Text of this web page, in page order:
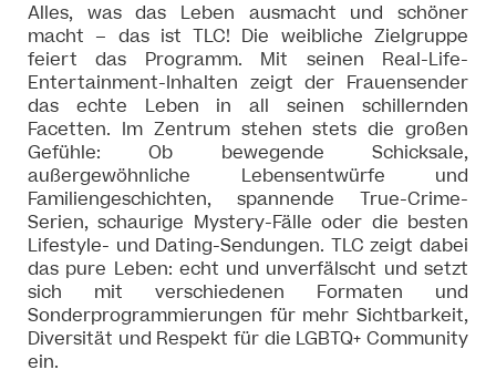
Alles, was das Leben ausmacht und schöner
macht – das ist TLC! Die weibliche Zielgruppe
feiert das Programm. Mit seinen Real-Life-
Entertainment-Inhalten zeigt der Frauensender
das echte Leben in all seinen schillernden
Facetten. Im Zentrum stehen stets die großen
Gefühle: Ob bewegende Schicksale,
außergewöhnliche Lebensentwürfe und
Familiengeschichten, spannende True-Crime-
Serien, schaurige Mystery-Fälle oder die besten
Lifestyle- und Dating-Sendungen. TLC zeigt dabei
das pure Leben: echt und unverfälscht und setzt
sich mit verschiedenen Formaten und
Sonderprogrammierungen für mehr Sichtbarkeit,
Diversität und Respekt für die LGBTQ+ Community
ein.